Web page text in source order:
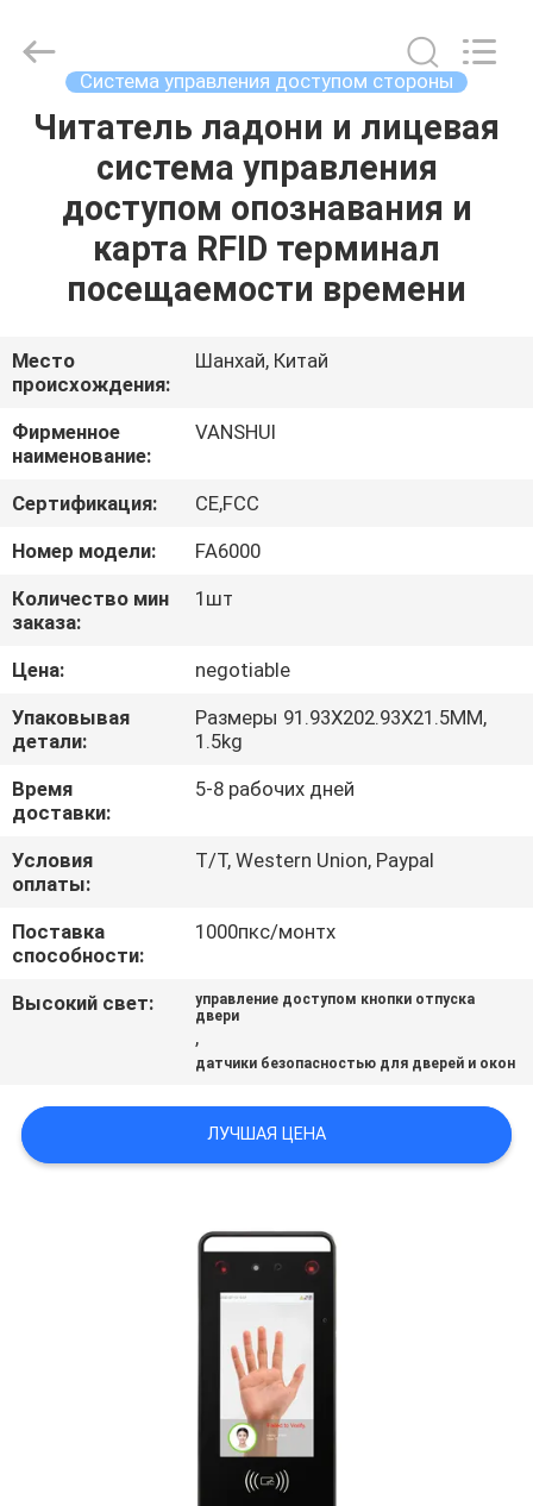
ДОМОЙ
ПРОДУКТЫ
ВИДЕОЗАПИСИ
О
НАС
ЭКСКУРСИЯ
ПО
ЗАВОДУ
КОНТРОЛЬ
КАЧЕСТВА
СВЯЖИТЕСЬ
С
НАМИ
ЗАПРОСИТЕ
ЦИТАТУ
КАРТА
ПОЛИТИКА
УЕДИНЕНИЯ
COMPANY
LIMITED.
Reserved.
Система управления доступом стороны
Читатель ладони и лицевая
система управления
доступом опознавания и
карта RFID терминал
посещаемости времени
Место
происхождения:
Шанхай, Китай
Фирменное
наименование:
VANSHUI
Сертификация:
CE,FCC
Номер модели:
FA6000
Количество мин
заказа:
1шт
Цена:
negotiable
Упаковывая
детали:
Размеры 91.93X202.93X21.5MM,
1.5kg
Время
доставки:
5-8 рабочих дней
Условия
оплаты:
T/T, Western Union, Paypal
Поставка
способности:
1000пкс/монтх
Высокий свет:
управление доступом кнопки отпуска
двери
,
датчики безопасностью для дверей и окон
ЛУЧШАЯ ЦЕНА